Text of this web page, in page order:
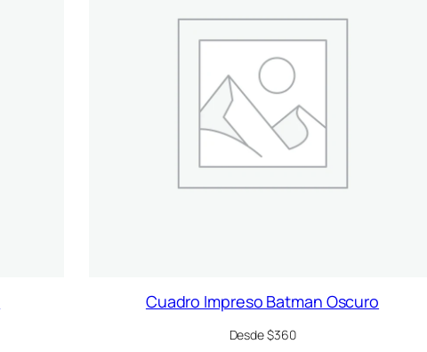
Cuadro Impreso Batman Oscuro
Desde $360